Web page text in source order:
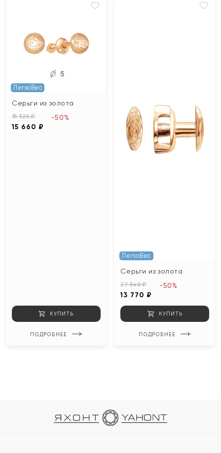
ЛегкоВес
Серьги из золота
31 320 ₽
15 660 ₽
-50%
КУПИТЬ
ПОДРОБНЕЕ
ЛегкоВес
Серьги из золота
27 540 ₽
13 770 ₽
-50%
КУПИТЬ
ПОДРОБНЕЕ